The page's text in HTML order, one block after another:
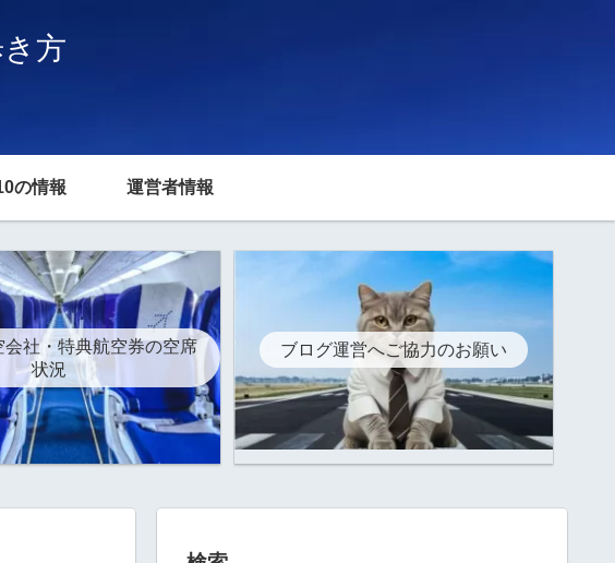
方
の情報 運営者情報
社・特典航空券の空席
状況
ブログ運営へご協力のお願い